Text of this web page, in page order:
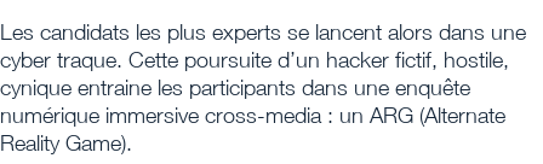
Les candidats les plus experts se lancent alors dans une
cyber traque. Cette poursuite d’un hacker fictif, hostile,
cynique entraine les participants dans une enquête
numérique immersive cross-media : un ARG (Alternate
Reality Game).